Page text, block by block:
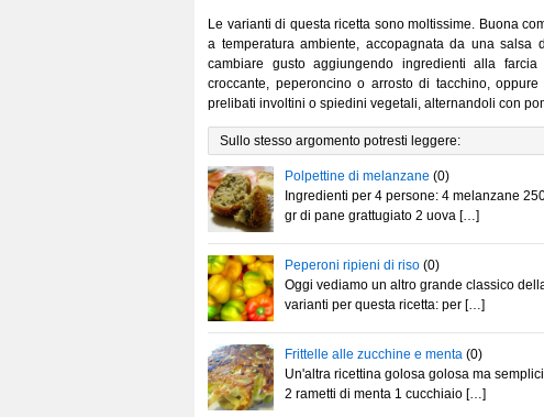
Le varianti di questa ricetta sono moltissime. Buona
a temperatura ambiente, accopagnata da una
cambiare gusto aggiungendo ingredienti alla
croccante, peperoncino o arrosto di tacchino, oppure
prelibati involtini o spiedini vegetali, alternandoli con
Sullo stesso argomento potresti leggere:
Polpettine di melanzane (0)
Ingredienti per 4 persone: 4 melanzane
gr di pane grattugiato 2 uova […]
Peperoni ripieni di riso (0)
Oggi vediamo un altro grande classico
varianti per questa ricetta: per […]
Frittelle alle zucchine e menta (0)
Un'altra ricettina golosa golosa ma
2 rametti di menta 1 cucchiaio […]